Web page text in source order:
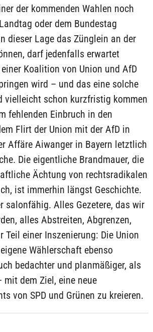
der kommenden Wahlen noch
oder dem Bundestag
dieser Lage das Zünglein an der
darf jedenfalls erwartet
Koalition von Union und AfD
wird – und das eine solche
vielleicht schon kurzfristig kommen
fehlenden Einbruch in den
Flirt der Union mit der AfD in
Affäre Aiwanger in Bayern letztlich
Die eigentliche Brandmauer, die
Ächtung von rechtsradikalen
ist immerhin längst Geschichte.
salonfähig. Alles Gezetere, das wir
alles Abstreiten, Abgrenzen,
Teil einer Inszenierung: Die Union
Wählerschaft ebenso
bedachter und planmäßiger, als
mit dem Ziel, eine neue
von SPD und Grünen zu kreieren.